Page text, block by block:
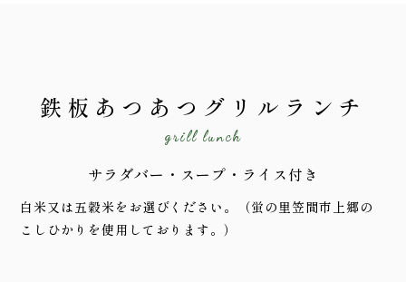
鉄板あつあつグリルランチ
grill lunch
サラダバー・スープ・ライス付き
白米又は五穀米をお選びください。（蛍の里笠間市上郷の
こしひかりを使用しております。）